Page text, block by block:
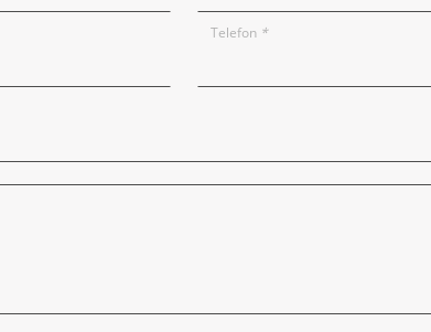
Telefon *